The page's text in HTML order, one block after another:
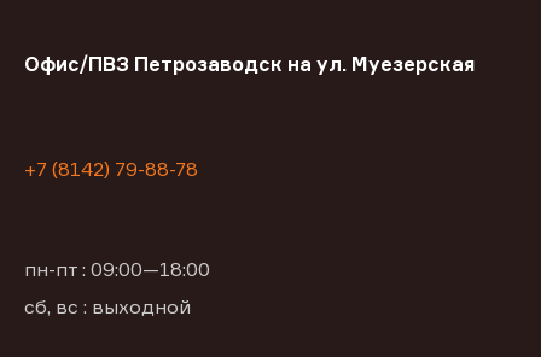
Офис/ПВЗ Петрозаводск на ул. Муезерская
+7 (8142) 79-88-78
пн-пт : 09:00—18:00
сб, вс : выходной